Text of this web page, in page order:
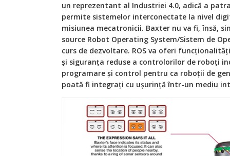
un reprezentant al Industriei 4.0, adică a
permite sistemelor interconectate la nivel
misiunea mecatronicii. Baxter nu va fi, însă,
source Robot Operating System/Sistem de
curs de dezvoltare. ROS va oferi
și siguranţa reduse a controlorilor de roboţi
programare şi control pentru ca roboţii de
poată fi integraţi cu uşurinţă într-un mediu